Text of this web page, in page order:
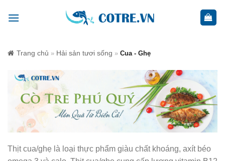
Trang chủ » Hải sản tươi sống » Cua - Ghẹ
Thịt cua/ghẹ là loại thực phẩm giàu chất khoáng, axít béo